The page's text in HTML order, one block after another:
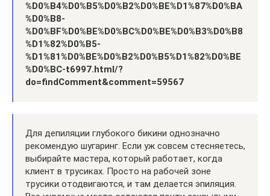
%D0%B4%D0%B5%D0%B2%D0%BE%D1%87%D0%BA
%D0%B8-
%D0%BF%D0%BE%D0%BC%D0%BE%D0%B3%D0%B8
%D1%82%D0%B5-
%D1%81%D0%BE%D0%B2%D0%B5%D1%82%D0%BE
%D0%BC-t6997.html/?
do=findComment&comment=59567
Для депиляции глубокого бикини однозначно
рекомендую шугаринг. Если уж совсем стесняетесь,
выбирайте мастера, который работает, когда
клиент в трусиках. Просто на рабочей зоне
трусики отодвигаются, и там делается эпиляция.